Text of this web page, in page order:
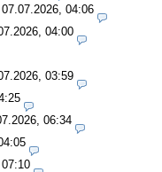
07.07.2026, 04:06
04:00
03:59
06:34